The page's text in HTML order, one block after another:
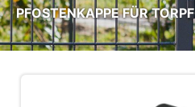
PFOSTENKAPPE FÜR